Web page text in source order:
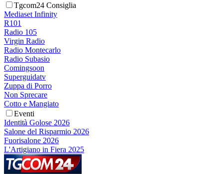
Tgcom24 Consiglia
Mediaset Infinity
R101
Radio 105
Virgin Radio
Radio Montecarlo
Radio Subasio
Comingsoon
Superguidatv
Zuppa di Porro
Non Sprecare
Cotto e Mangiato
Eventi
Identità Golose 2026
Salone del Risparmio 2026
Fuorisalone 2026
L'Artigiano in Fiera 2025